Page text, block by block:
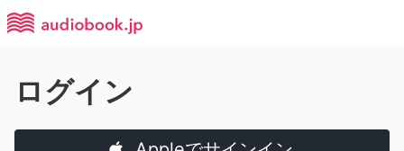
ログイン